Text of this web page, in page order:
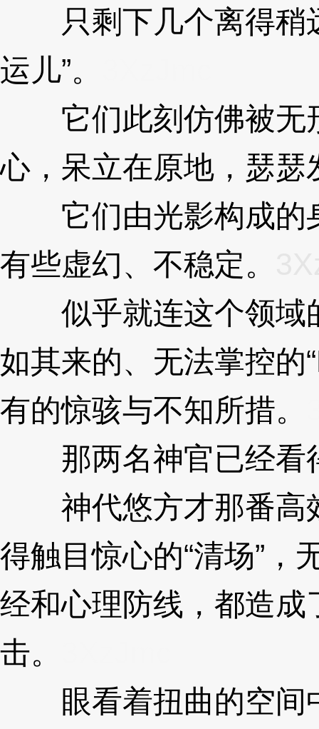
只剩下几个离得稍
运儿”。
它们此刻仿佛被无
心，呆立在原地，瑟瑟
它们由光影构成的
有些虚幻、不稳定。
似乎就连这个领域
如其来的、无法掌控的
有的惊骇与不知所措。
那两名神官已经看
神代悠方才那番高
得触目惊心的“清场”，
经和心理防线，都造
击。
眼看着扭曲的空间